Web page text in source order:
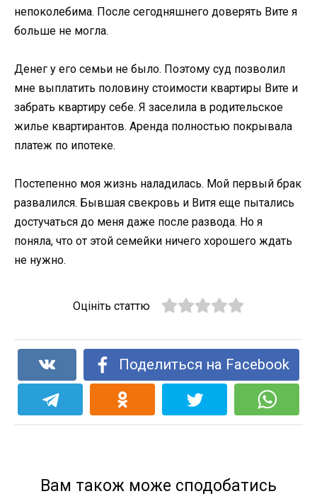
непоколебима. После сегодняшнего доверять Вите я
больше не могла.
Денег у его семьи не было. Поэтому суд позволил
мне выплатить половину стоимости квартиры Вите и
забрать квартиру себе. Я заселила в родительское
жилье квартирантов. Аренда полностью покрывала
платеж по ипотеке.
Постепенно моя жизнь наладилась. Мой первый брак
развалился. Бывшая свекровь и Витя еще пытались
достучаться до меня даже после развода. Но я
поняла, что от этой семейки ничего хорошего ждать
не нужно.
Оцініть статтю
Поделиться на Facebook
Вам також може сподобатись